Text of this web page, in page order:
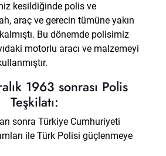
kesildiğinde polis ve
araç ve gerecin tümüne yakın
Bu dönemde polisimiz
motorlu aracı ve malzemeyi
1963 sonrası Polis
Teşkilatı:
sonra Türkiye Cumhuriyeti
ile Türk Polisi güçlenmeye